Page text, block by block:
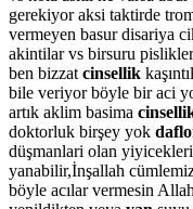
gerekiyor aksi taktirde
vermeyen basur disariya
akintilar vs birsuru
ben bizzat cinsellik
bile veriyor böyle bir aci
artık aklim basima
doktorluk birşey yok
düşmanlari olan
yanabilir,İnşallah
böyle acılar vermesin